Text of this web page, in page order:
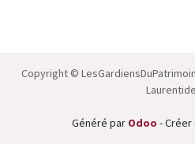
Copyright ©
Généré par Odoo - Créer